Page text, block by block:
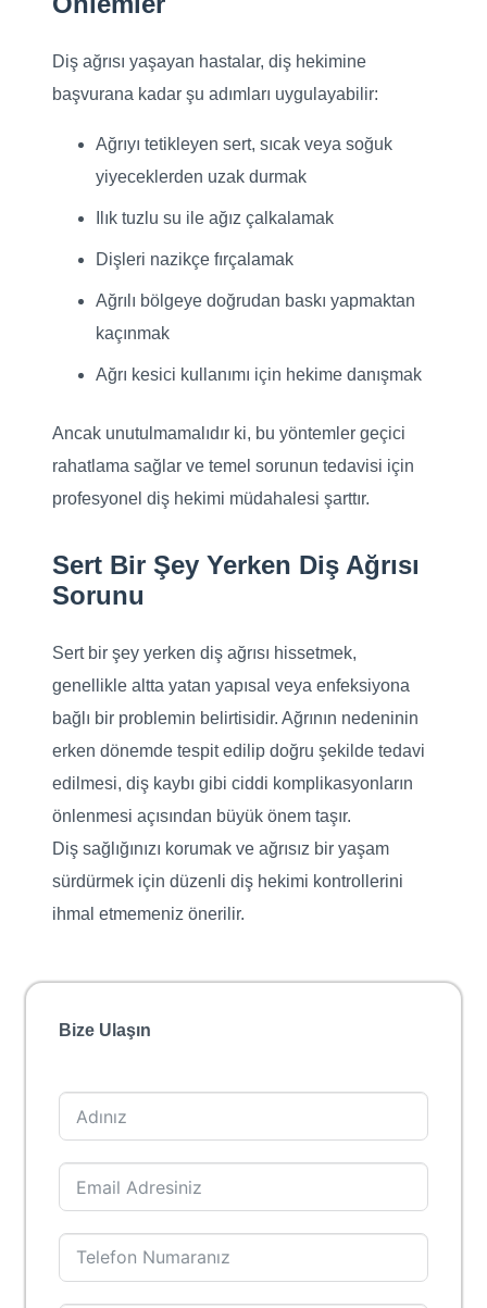
Diş ağrısı yaşayan hastalar, diş hekimine
başvurana kadar şu adımları uygulayabilir:
Ağrıyı tetikleyen sert, sıcak veya soğuk
yiyeceklerden uzak durmak
Ilık tuzlu su ile ağız çalkalamak
Dişleri nazikçe fırçalamak
Ağrılı bölgeye doğrudan baskı yapmaktan
kaçınmak
Ağrı kesici kullanımı için hekime danışmak
Ancak unutulmamalıdır ki, bu yöntemler geçici
rahatlama sağlar ve temel sorunun tedavisi için
profesyonel diş hekimi müdahalesi şarttır.
Sert Bir Şey Yerken Diş Ağrısı
Sorunu
Sert bir şey yerken diş ağrısı hissetmek,
genellikle altta yatan yapısal veya enfeksiyona
bağlı bir problemin belirtisidir. Ağrının nedeninin
erken dönemde tespit edilip doğru şekilde tedavi
edilmesi, diş kaybı gibi ciddi komplikasyonların
önlenmesi açısından büyük önem taşır.
Diş sağlığınızı korumak ve ağrısız bir yaşam
sürdürmek için düzenli diş hekimi kontrollerini
ihmal etmemeniz önerilir.
Bize Ulaşın